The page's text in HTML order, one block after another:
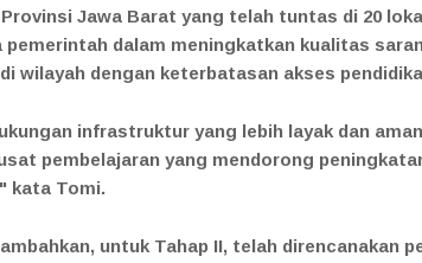
Provinsi Jawa Barat yang telah tuntas di 20
pemerintah dalam meningkatkan kualitas
wilayah dengan keterbatasan akses
infrastruktur yang lebih layak dan
pembelajaran yang mendorong
kata Tomi.
untuk Tahap II, telah direncanakan